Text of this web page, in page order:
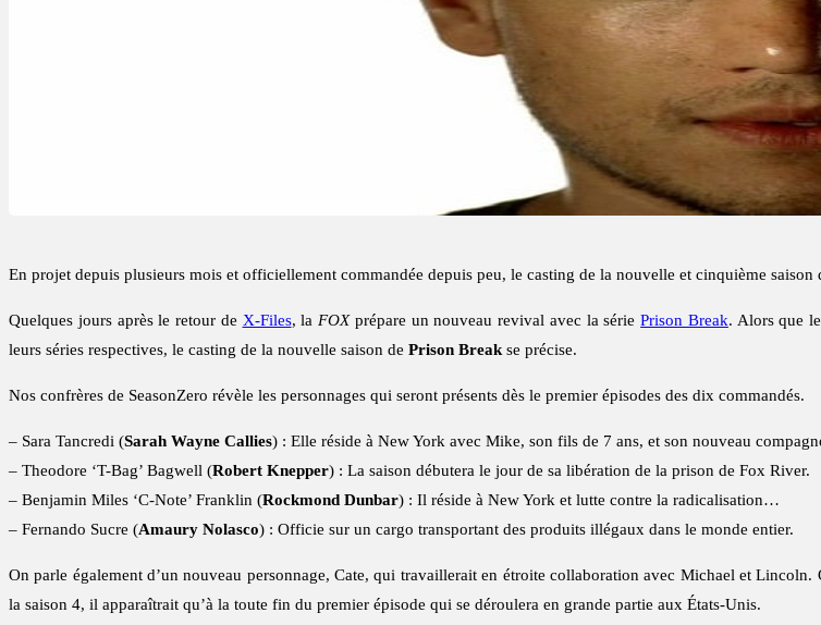
En projet depuis plusieurs mois et officiellement commandée depuis peu, le casting de la nouvelle et cinquième saison
Quelques jours après le retour de X-Files, la FOXprépare un nouveau revival avec la sériePrison Break. Alors que
leurs séries respectives, le casting de la nouvelle saison de Prison Break se précise.
Nos confrères de SeasonZero révèle les personnages qui seront présents dès le premier épisodes des dix commandés.
– Sara Tancredi (Sarah Wayne Callies) : Elle réside à New York avec Mike, son fils de 7 ans, et son nouveau
– Theodore ‘T-Bag’ Bagwell (Robert Knepper) : La saison débutera le jour de sa libération de la prison de Fox River.
– Benjamin Miles ‘C-Note’ Franklin (Rockmond Dunbar) : Il réside à New York et lutte contre la radicalisation…
– Fernando Sucre (Amaury Nolasco) : Officie sur un cargo transportant des produits illégaux dans le monde entier.
On parle également d’un nouveau personnage, Cate, qui travaillerait en étroite collaboration avec Michael et
la saison 4, il apparaîtrait qu’à la toute fin du premier épisode qui se déroulera en grande partie aux États-Unis.